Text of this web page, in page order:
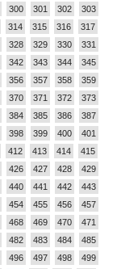
300 301 302
303
314 315 316
317
328 329 330
331
342 343 344
345
356 357 358
359
370 371 372
373
384 385 386
387
398 399 400
401
412 413 414
415
426 427 428
429
440 441 442
443
454 455 456
457
468 469 470
471
482 483 484
485
496 497 498
499